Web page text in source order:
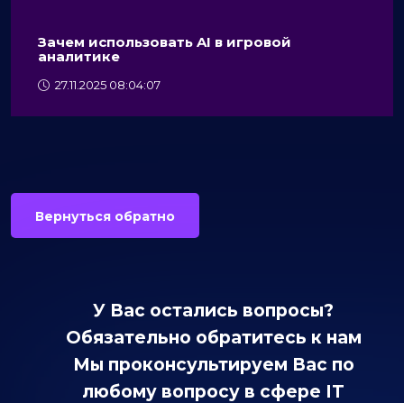
Зачем использовать AI в игровой
аналитике
27.11.2025 08:04:07
Вернуться обратно
У Вас остались вопросы?
Обязательно обратитесь к нам
Мы проконсультируем Вас по
любому вопросу в сфере IT